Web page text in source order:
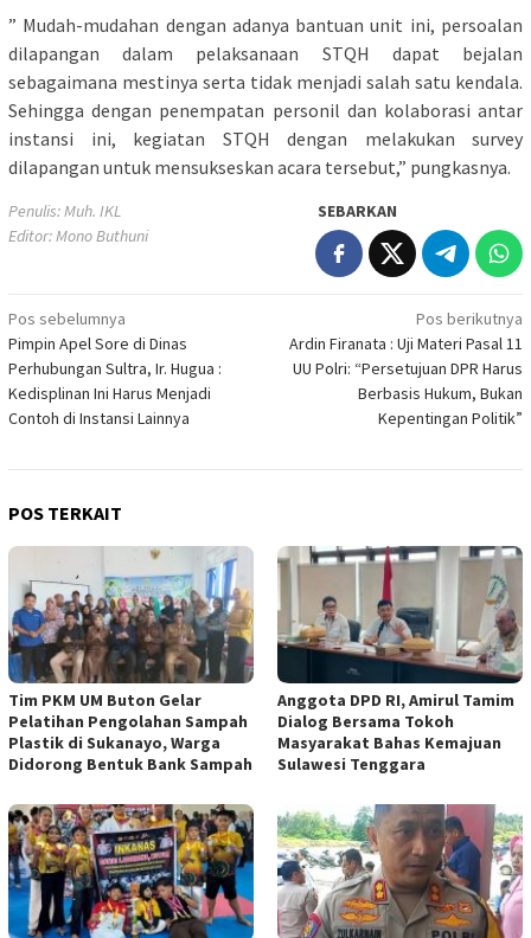
” Mudah-mudahan dengan adanya bantuan unit ini, persoalan
dilapangan dalam pelaksanaan STQH dapat bejalan
sebagaimana mestinya serta tidak menjadi salah satu kendala.
Sehingga dengan penempatan personil dan kolaborasi antar
instansi ini, kegiatan STQH dengan melakukan survey
dilapangan untuk mensukseskan acara tersebut,” pungkasnya.
Penulis: Muh. IKL
Editor: Mono Buthuni
SEBARKAN
Navigasi
pos
Pos sebelumnya
Pimpin Apel Sore di Dinas
Perhubungan Sultra, Ir. Hugua :
Kedisplinan Ini Harus Menjadi
Contoh di Instansi Lainnya
Pos berikutnya
Ardin Firanata : Uji Materi Pasal 11
UU Polri: “Persetujuan DPR Harus
Berbasis Hukum, Bukan
Kepentingan Politik”
POS TERKAIT
Tim PKM UM Buton Gelar
Pelatihan Pengolahan Sampah
Plastik di Sukanayo, Warga
Didorong Bentuk Bank Sampah
Anggota DPD RI, Amirul Tamim
Dialog Bersama Tokoh
Masyarakat Bahas Kemajuan
Sulawesi Tenggara